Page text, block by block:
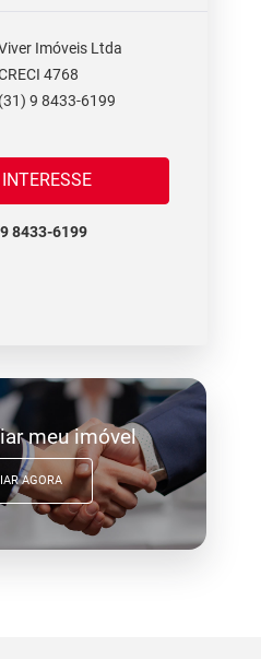
Imóveis Ltda
4768
(31) 9 8433-6199
TENHO INTERESSE
8433-6199
meu imóvel
AGORA